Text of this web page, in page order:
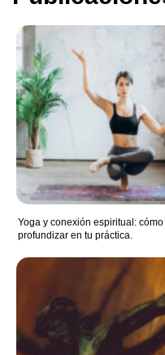
Yoga y conexión espiritual: cómo
profundizar en tu práctica.